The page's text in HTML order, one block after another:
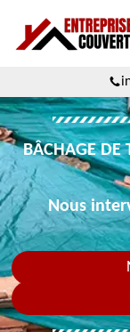
BÂCHAGE DE
Nous